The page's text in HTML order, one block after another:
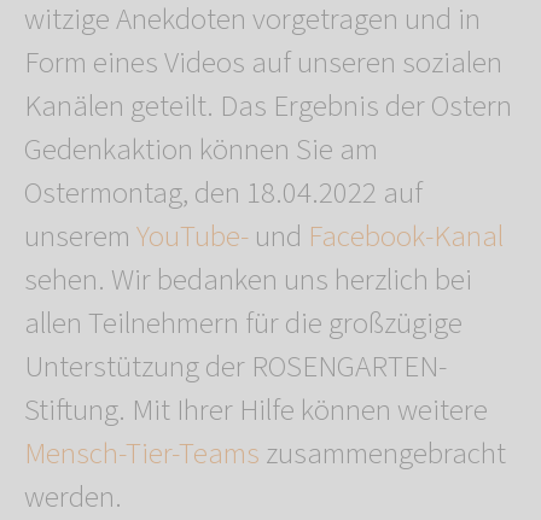
witzige Anekdoten vorgetragen und in
Form eines Videos auf unseren sozialen
Kanälen geteilt. Das Ergebnis der Ostern
Gedenkaktion können Sie am
Ostermontag, den 18.04.2022 auf
unseremYouTube-und Facebook-Kanal
sehen. Wir bedanken uns herzlich bei
allen Teilnehmern für die großzügige
Unterstützung der ROSENGARTEN-
Stiftung. Mit Ihrer Hilfe können weitere
Mensch-Tier-Teamszusammengebracht
werden.